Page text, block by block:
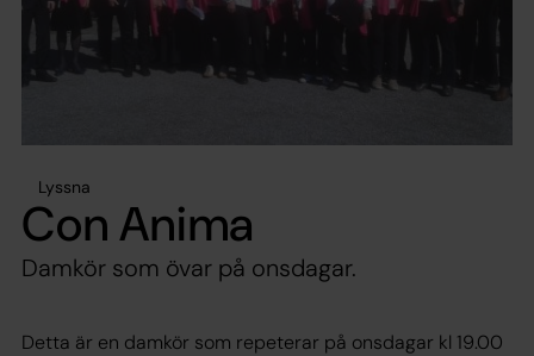
Lyssna
Con Anima
Damkör som övar på onsdagar.
Detta är en damkör som repeterar på onsdagar kl 19.00